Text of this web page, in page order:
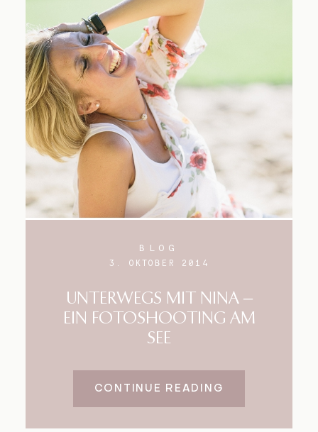
BLOG
3. OKTOBER 2014
UNTERWEGS MIT NINA –
EIN FOTOSHOOTING AM
SEE
CONTINUE READING